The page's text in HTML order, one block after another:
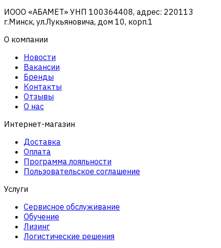
ИООО «АБАМЕТ» УНП 100364408, адрес: 220113
г.Минск, ул.Лукьяновича, дом 10, корп.1
О компании
Новости
Вакансии
Бренды
Контакты
Отзывы
О нас
Интернет-магазин
Доставка
Оплата
Программа лояльности
Пользовательское соглашение
Услуги
Сервисное обслуживание
Обучение
Лизинг
Логистические решения